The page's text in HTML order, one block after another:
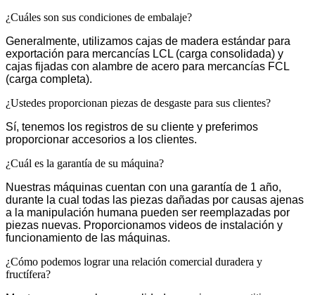
¿Cuáles son sus condiciones de embalaje?
Generalmente, utilizamos cajas de madera estándar para
exportación para mercancías LCL (carga consolidada) y
cajas fijadas con alambre de acero para mercancías FCL
(carga completa).
¿Ustedes proporcionan piezas de desgaste para sus clientes?
Sí, tenemos los registros de su cliente y preferimos
proporcionar accesorios a los clientes.
¿Cuál es la garantía de su máquina?
Nuestras máquinas cuentan con una garantía de 1 año,
durante la cual todas las piezas dañadas por causas ajenas
a la manipulación humana pueden ser reemplazadas por
piezas nuevas. Proporcionamos videos de instalación y
funcionamiento de las máquinas.
¿Cómo podemos lograr una relación comercial duradera y
fructífera?